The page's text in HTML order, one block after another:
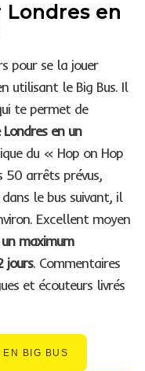
en
pour se la jouer
utilisant le Big Bus. Il
te permet de
en un
du « Hop on Hop
50 arrêts prévus,
le bus suivant, il
Excellent moyen
un maximum
jours. Commentaires
et écouteurs livrés
BIG BUS